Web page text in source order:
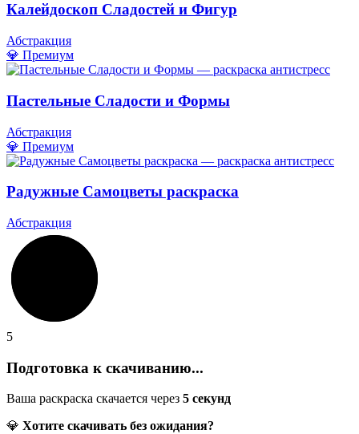
Калейдоскоп Сладостей и Фигур
Абстракция
💎 Премиум
Пастельные Сладости и Формы
Абстракция
💎 Премиум
Радужные Самоцветы раскраска
Абстракция
5
Подготовка к скачиванию...
Ваша раскраска скачается через 5 секунд
💎 Хотите скачивать без ожидания?